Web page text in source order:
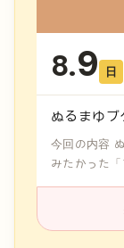
8.9 日
ぬるまゆ
今回の内容
みたかった「